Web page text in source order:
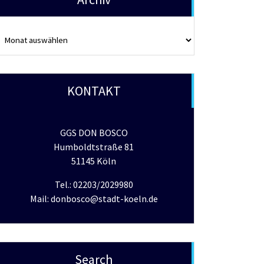
KONTAKT
GGS DON BOSCO
Humboldtstraße 81
51145 Köln
Tel.: 02203/2029980
Mail: donbosco@stadt-koeln.de
Search